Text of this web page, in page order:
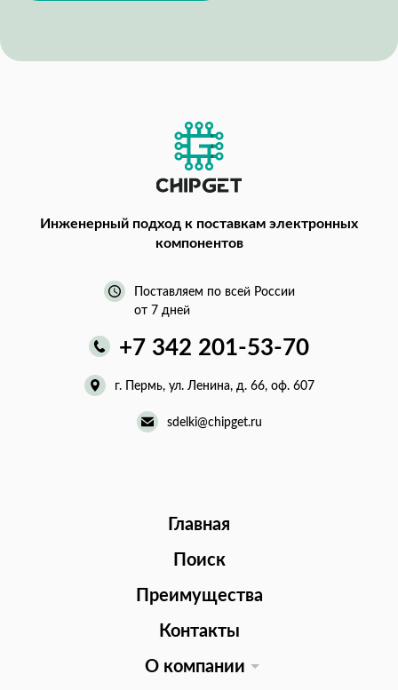
Инженерный подход к поставкам электронных
компонентов
Поставляем по всей России
от 7 дней
+7 342 201-53-70
г. Пермь, ул. Ленина, д. 66, оф. 607
sdelki@chipget.ru
Главная
Поиск
Преимущества
Контакты
О компании